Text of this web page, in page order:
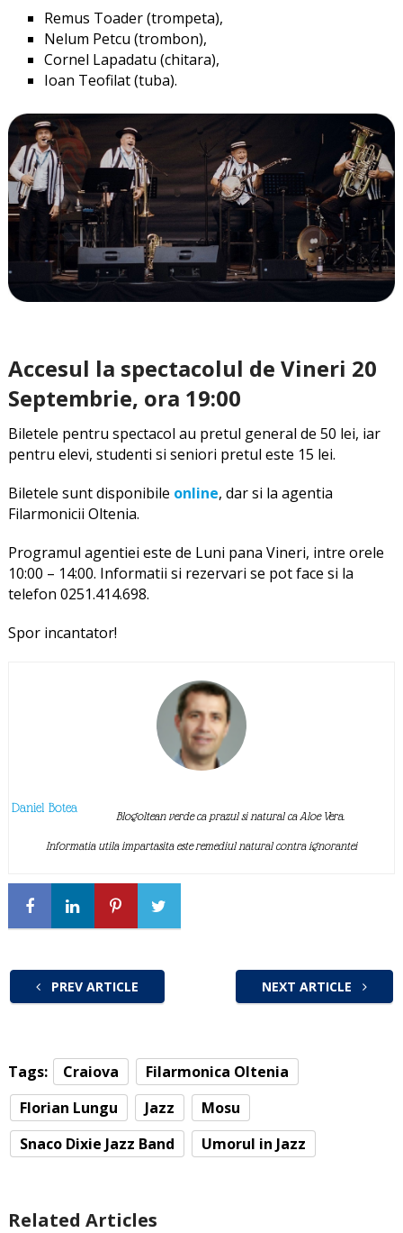
Remus Toader (trompeta),
Nelum Petcu (trombon),
Cornel Lapadatu (chitara),
Ioan Teofilat (tuba).
Accesul la spectacolul de Vineri 20
Septembrie, ora 19:00
Biletele pentru spectacol au pretul general de 50 lei, iar
pentru elevi, studenti si seniori pretul este 15 lei.
Biletele sunt disponibile online, dar si la agentia
Filarmonicii Oltenia.
Programul agentiei este de Luni pana Vineri, intre orele
10:00 – 14:00. Informatii si rezervari se pot face si la
telefon 0251.414.698.
Spor incantator!
Daniel Botea
Blogoltean verde ca prazul si natural ca Aloe Vera.
Informatia utila impartasita este remediul natural contra ignorantei
PREV ARTICLE NEXT ARTICLE
Tags: Craiova
Filarmonica Oltenia
Florian Lungu
Jazz
Mosu
Snaco Dixie Jazz Band
Umorul in Jazz
Related Articles